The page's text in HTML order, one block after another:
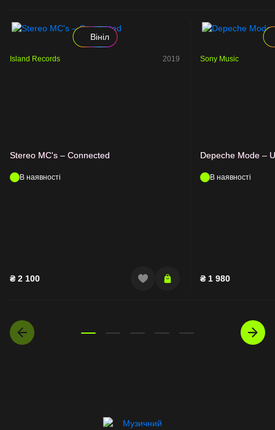
Вініл
Island Records 2019
Stereo MC's – Connected
В наявності
₴ 2 100
Sony Music
Depeche Mode –
В наявності
₴ 1 980